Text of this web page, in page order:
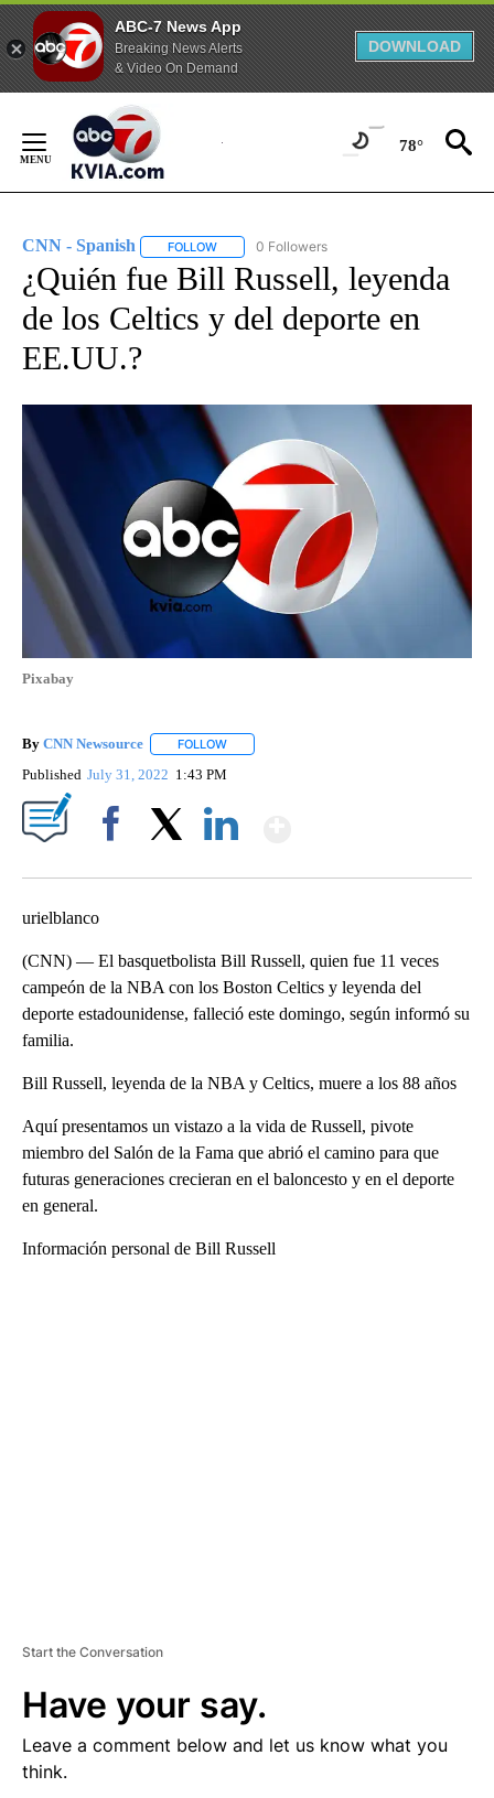
ABC-7 News App
Breaking News Alerts
& Video On Demand
DOWNLOAD
Content
78°
CNN - Spanish FOLLOW FOLLOW "CNN - SPANISH" TO RECEIVE
0 Followers
¿Quién fue Bill Russell, leyenda
de los Celtics y del deporte en
EE.UU.?
Pixabay
By CNN Newsource FOLLOW
Published July 31, 2022 1:43 PM
urielblanco
(CNN) — El basquetbolista Bill Russell, quien fue 11 veces
campeón de la NBA con los Boston Celtics y leyenda del
deporte estadounidense, falleció este domingo, según informó su
familia.
Bill Russell, leyenda de la NBA y Celtics, muere a los 88 años
Aquí presentamos un vistazo a la vida de Russell, pivote
miembro del Salón de la Fama que abrió el camino para que
futuras generaciones crecieran en el baloncesto y en el deporte
en general.
Información personal de Bill Russell
Start the Conversation
Have your say.
Leave a comment below and let us know what you
think.